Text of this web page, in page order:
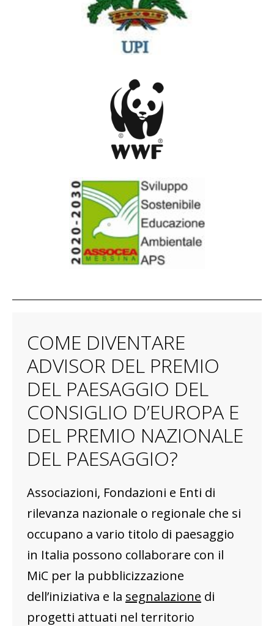
COME DIVENTARE
ADVISOR DEL PREMIO
DEL PAESAGGIO DEL
CONSIGLIO D’EUROPA E
DEL PREMIO NAZIONALE
DEL PAESAGGIO?
Associazioni, Fondazioni e Enti di
rilevanza nazionale o regionale che si
occupano a vario titolo di paesaggio
in Italia possono collaborare con il
MiC per la pubblicizzazione
dell’iniziativa e la segnalazione di
progetti attuati nel territorio